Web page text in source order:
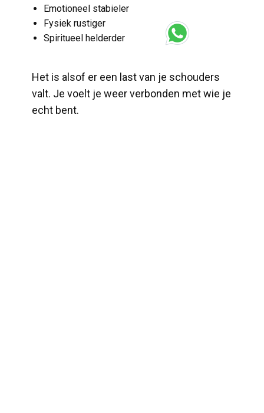
​Emotioneel stabieler
​Fysiek rustiger
​Spiritueel helderder
​Het is alsof er een last van je schouders
valt. Je voelt je weer verbonden met wie je
echt bent.